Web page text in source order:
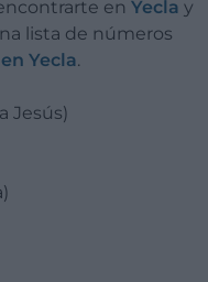
en Yecla y
lista de números
Yecla.
Jesús)